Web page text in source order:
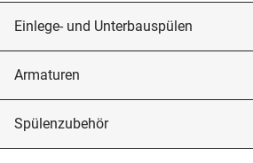
Einlege- und Unterbauspülen
Armaturen
Spülenzubehör